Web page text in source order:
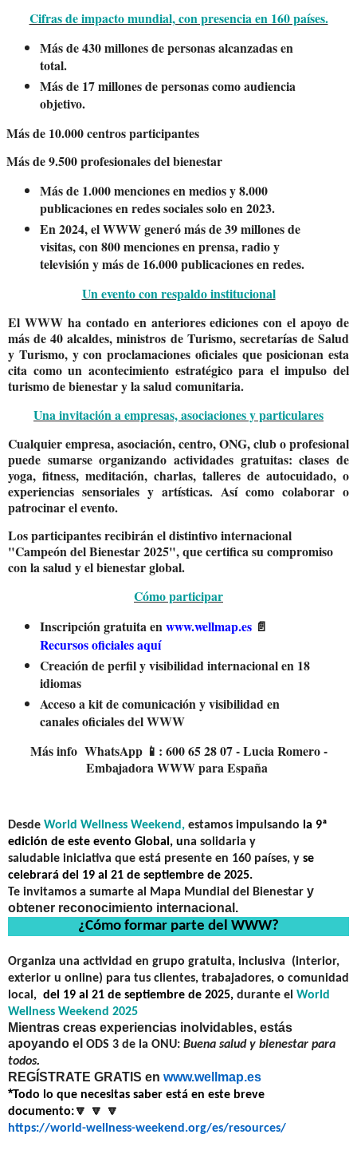
Cifras de impacto mundial, con presencia en 160 países.
Más de430 millones de personasalcanzadas en
total.
Más de 17 millones de personascomo audiencia
objetivo.
Más de 10.000 centros participantes
Más de9.500 profesionales del bienestar
Más de 1.000 menciones en mediosy8.000
publicacionesen redes sociales solo en 2023.
En 2024, el WWW generó más de39 millones de
visitas, con800 menciones en prensa, radio y
televisióny más de 16.000 publicaciones en redes.
Un evento con respaldo institucional
El WWW ha contado en anteriores ediciones con el apoyo de
más de 40 alcaldes, ministros de Turismo, secretarías de Salud
y Turismo, y con proclamaciones oficiales que posicionan esta
cita como un acontecimiento estratégico para el impulso del
turismo de bienestar y la salud comunitaria.
Una invitación a empresas, asociaciones y particulares
Cualquier empresa, asociación, centro, ONG, club o profesional
puede sumarse organizando actividades gratuitas: clases de
yoga, fitness, meditación, charlas, talleres de autocuidado, o
experiencias sensoriales y artísticas. Así como colaborar o
patrocinar el evento.
Los participantes recibirán eldistintivo internacional
"Campeón del Bienestar 2025", que certifica su compromiso
con la salud y el bienestar global.
Cómo participar
Inscripción gratuitaenwww.wellmap.es📄
Recursos oficiales aquí
Creación de perfil y visibilidad internacionalen 18
idiomas
Acceso a kit de comunicacióny visibilidad en
canales oficiales del WWW
Más info WhatsApp 📱 : 600 65 28 07 -Lucia Romero-
Embajadora WWW para España
Desde World Wellness Weekend, estamos impulsando la 9ª
edición de este evento Global, una solidaria y
saludable iniciativa que está presente en 160 países, y se
celebrará del 19 al 21 de septiembre de 2025.
Te invitamos a sumarte al Mapa Mundial del Bienestar y
obtener reconocimiento internacional.
¿Cómo formar parte del WWW?
Organiza una actividad en grupo gratuita, inclusiva
(interior,
exterior u online) para tus clientes, trabajadores, o comunidad
local, del 19 al 21 de septiembre de 2025, durante el World
Wellness Weekend 2025
Mientras creas experiencias inolvidables, estás
apoyando el ODS 3 de la ONU: Buena salud y bienestar para
todos.
REGÍSTRATE GRATIS en www.wellmap.es
*Todo lo que necesitas saber está en este breve
documento:🔽 🔽 🔽
https://world-wellness-weekend.org/es/resources/